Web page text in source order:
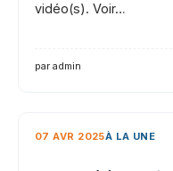
vidéo(s). Voir…
par admin
07 AVR 2025À LA UNE